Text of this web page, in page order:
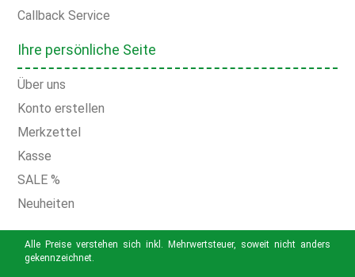
Callback Service
Ihre persönliche Seite
Über uns
Konto erstellen
Merkzettel
Kasse
SALE %
Neuheiten
Alle Preise verstehen sich inkl. Mehrwertsteuer, soweit nicht anders
gekennzeichnet.